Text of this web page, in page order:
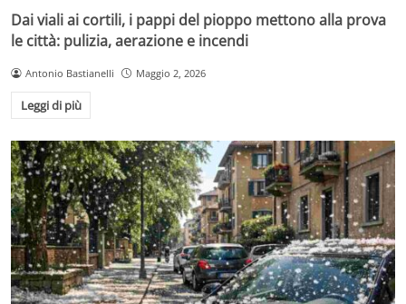
Dai viali ai cortili, i pappi del pioppo mettono alla prova
le città: pulizia, aerazione e incendi
Antonio Bastianelli Maggio 2, 2026
Leggi di più